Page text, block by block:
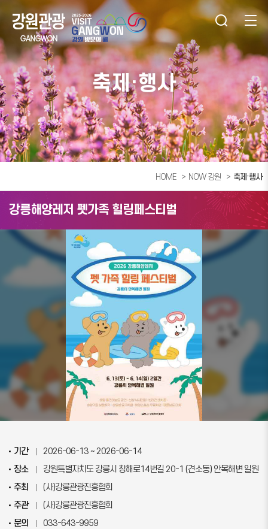
축제·행사
HOME NOW 강원 축제·행사
강릉해양레저 펫가족 힐링페스티벌
기간
2026-06-13 ~ 2026-06-14
장소
강원특별자치도 강릉시 창해로14번길 20-1 (견소동) 안목해변 일원
주최
(사)강릉관광진흥협회
주관
(사)강릉관광진흥협회
문의
033-643-9959